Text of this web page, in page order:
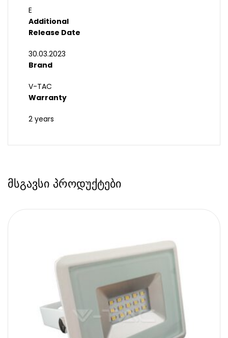
E
Additional
Release Date
30.03.2023
Brand
V-TAC
Warranty
2 years
მსგავსი პროდუქტები